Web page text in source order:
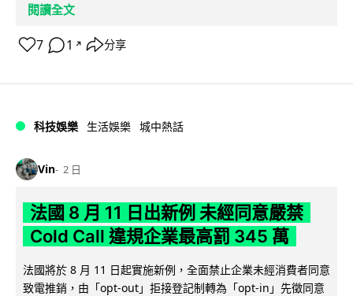
閱讀全文
7 1 ↗ 分享
科技娛樂 生活娛樂 城中熱話
Vin 2 日
法國 8 月 11 日出新例 未經同意嚴禁
Cold Call 違規企業最高罰 345 萬
法國將於 8 月 11 日起實施新例，全面禁止企業未經消費者同意
致電推銷，由「opt-out」拒接登記制轉為「opt-in」先徵同意